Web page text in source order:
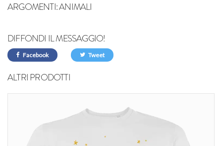
ARGOMENTI:ANIMALI
DIFFONDI IL MESSAGGIO!
Facebook Tweet
ALTRI PRODOTTI